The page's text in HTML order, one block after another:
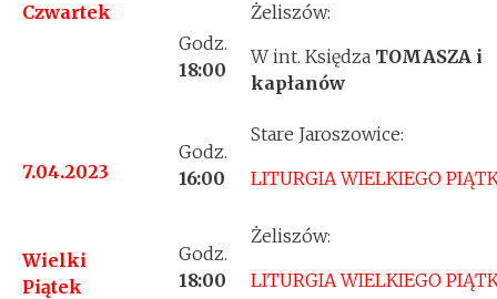
Czwartek
Godz.
18:00
Żeliszów:
W int. Księdza TOMASZA i
kapłanów
7.04.2023
Wielki
Piątek
Godz.
16:00
Stare Jaroszowice:
LITURGIA WIELKIEGO
Godz.
18:00
Żeliszów:
LITURGIA WIELKIEGO